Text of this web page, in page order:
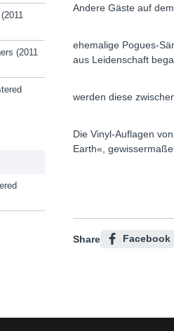
(2011
Andere Gäste auf
ehemalige Pogues-
aus Leidenschaft
werden diese
Die Vinyl-Auflagen
Earth«,
Share Facebook